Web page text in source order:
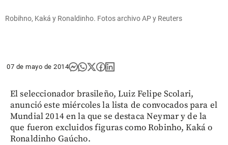
Robihno, Kaká y Ronaldinho. Fotos archivo AP y Reuters
07 de mayo de 2014
El seleccionador brasileño, Luiz Felipe Scolari,
anunció este miércoles la lista de convocados para el
Mundial 2014 en la que se destaca Neymar y de la
que fueron excluidos figuras como Robinho, Kaká o
Ronaldinho Gaúcho.